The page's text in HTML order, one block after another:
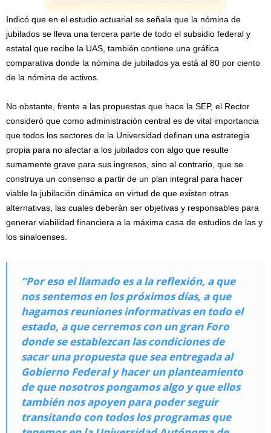
Indicó que en el estudio actuarial se señala que la nómina de
jubilados se lleva una tercera parte de todo el subsidio federal y
estatal que recibe la UAS, también contiene una gráfica
comparativa donde la nómina de jubilados ya está al 80 por ciento
de la nómina de activos.
No obstante, frente a las propuestas que hace la SEP, el Rector
consideró que como administración central es de vital importancia
que todos los sectores de la Universidad definan una estrategia
propia para no afectar a los jubilados con algo que resulte
sumamente grave para sus ingresos, sino al contrario, que se
construya un consenso a partir de un plan integral para hacer
viable la jubilación dinámica en virtud de que existen otras
alternativas, las cuales deberán ser objetivas y responsables para
generar viabilidad financiera a la máxima casa de estudios de las y
los sinaloenses.
“Por eso el llamado es a la reflexión, a que
nos sentemos en los próximos días, a que
hagamos reuniones informativas en todo el
estado, a que cerremos con un gran Foro
donde se establezcan las condiciones de
sacar una propuesta que sea entregada al
Gobierno Federal y hacer un planteamiento
de que nosotros pongamos algo y que ellos
también nos apoyen para poder seguir
transitando con todos los programas que